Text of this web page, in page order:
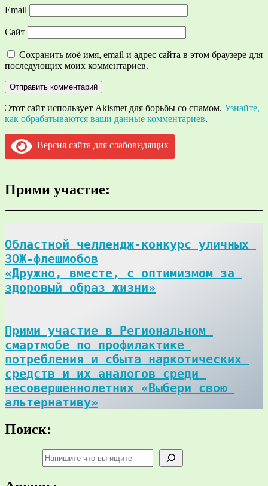
Email
Сайт
Сохранить моё имя, email и адрес сайта в этом браузере для
последующих моих комментариев.
Этот сайт использует Akismet для борьбы со спамом. Узнайте,
как обрабатываются ваши данные комментариев.
Версия сайта для слабовидящих
Прими участие:
Областной челлендж-конкурс уличных
ЗОЖ-флешмобов
«Дружно, вместе, с оптимизмом за
здоровый образ жизни»
Прими участие в Региональном
смартмобе по профилактике
потребления и сбыта наркотических
средств и их аналогов среди
несовершеннолетних «Выбери свою
альтернативу»
Поиск: